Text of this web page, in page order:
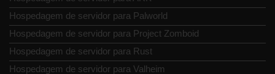
Hospedagem de servidor para Palworld
Hospedagem de servidor para Project Zomboid
Hospedagem de servidor para Rust
Hospedagem de servidor para Valheim